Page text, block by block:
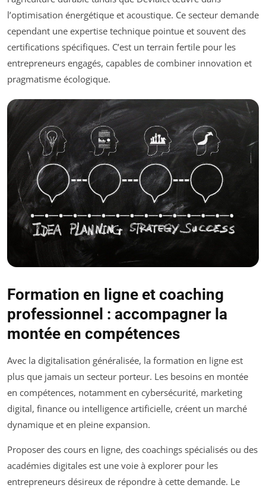
l’optimisation énergétique et acoustique. Ce secteur demande
cependant une expertise technique pointue et souvent des
certifications spécifiques. C’est un terrain fertile pour les
entrepreneurs engagés, capables de combiner innovation et
pragmatisme écologique.
Formation en ligne et coaching
professionnel : accompagner la
montée en compétences
Avec la digitalisation généralisée, la formation en ligne est
plus que jamais un secteur porteur. Les besoins en montée
en compétences, notamment en cybersécurité, marketing
digital, finance ou intelligence artificielle, créent un marché
dynamique et en pleine expansion.
Proposer des cours en ligne, des coachings spécialisés ou des
académies digitales est une voie à explorer pour les
entrepreneurs désireux de répondre à cette demande. Le